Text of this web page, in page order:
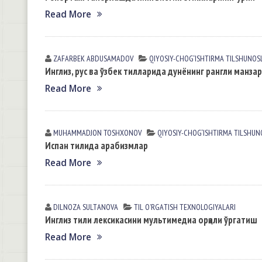
Read More
ZAFARBEK АBDUSАMАDOV QIYOSIY-CHOG‘ISHTIRMA
Инглиз, рус ва ўзбек тилларида дунёнинг рангли
Read More
MUHAMMADJON TOSHXONOV QIYOSIY-CHOG‘ISHTIRMA
Испан тилида арабизмлар
Read More
DILNOZA SULTАNOVА TIL OʼRGАTISH TEXNOLOGIYALАRI
Инглиз тили лексикасини мультимедиа орқали ўргатиш
Read More